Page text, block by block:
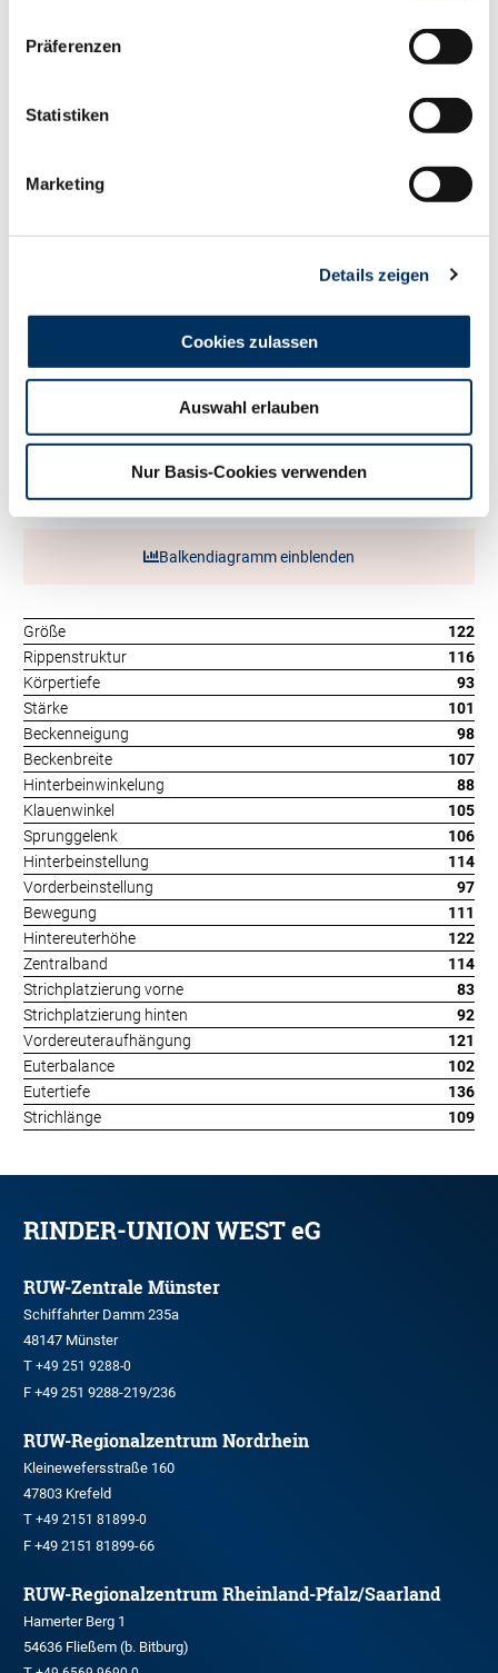
Präferenzen
Statistiken
Marketing
Details zeigen
Cookies zulassen
Auswahl erlauben
Nur Basis-Cookies verwenden
Produktion
+1550
Fett kg
+122
+0.13
Eiweiß kg
+69
RZE 134
Körper
100
Euter
130
Balkendiagramm einblenden
Größe
122
Rippenstruktur
116
Körpertiefe
93
Stärke
101
Beckenneigung
98
Beckenbreite
107
Hinterbeinwinkelung
88
Klauenwinkel
105
Sprunggelenk
106
Hinterbeinstellung
114
Vorderbeinstellung
97
Bewegung
111
Hintereuterhöhe
122
Zentralband
114
Strichplatzierung vorne
83
Strichplatzierung hinten
92
Vordereuteraufhängung
121
Euterbalance
102
Eutertiefe
136
Strichlänge
109
RINDER-UNION WEST eG
RUW-Zentrale Münster
Schiffahrter Damm 235a
48147 Münster
T +49 251 9288-0
F +49 251 9288-219/236
RUW-Regionalzentrum Nordrhein
Kleinewefersstraße 160
47803 Krefeld
T +49 2151 81899-0
F +49 2151 81899-66
RUW-Regionalzentrum Rheinland-Pfalz/Saarland
Hamerter Berg 1
54636 Fließem (b. Bitburg)